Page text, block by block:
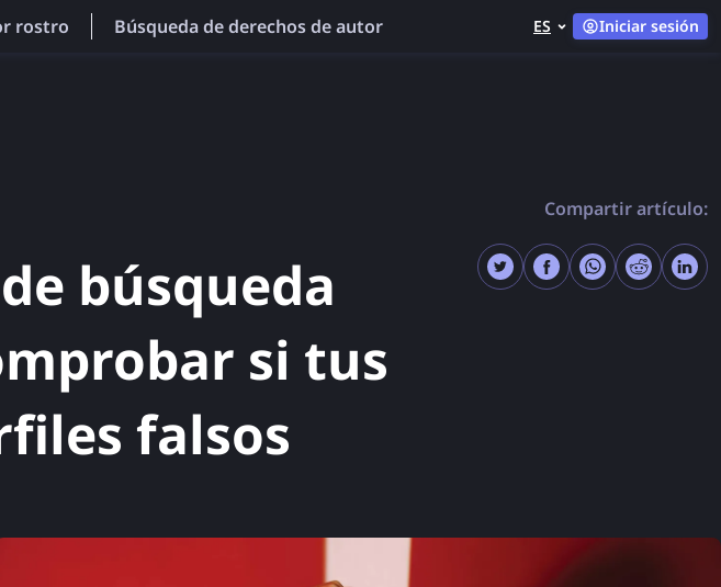
rostro Búsqueda de derechos de autor ES Iniciar sesión
búsqueda
si tus
falsos
Compartir artículo: